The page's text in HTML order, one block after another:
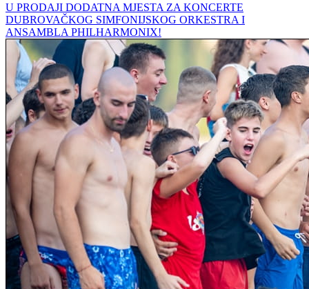
U PRODAJI DODATNA MJESTA ZA KONCERTE
DUBROVAČKOG SIMFONIJSKOG ORKESTRA I
ANSAMBLA PHILHARMONIX!